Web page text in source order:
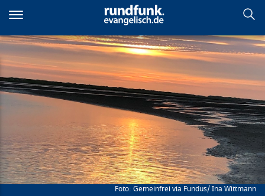
zum
Inhalt
Eine Heldenreise
Gemeinfrei via Fundus/ Ina Wittmann